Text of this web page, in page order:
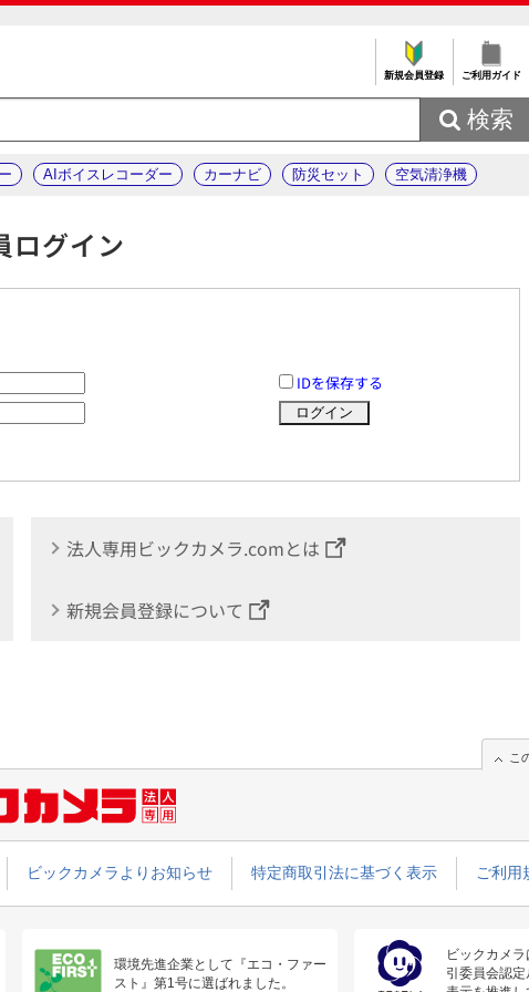
新規会員登録 ご利用ガイド
 検索
AIボイスレコーダー カーナビ 防災セット 空気清浄機
ログイン
IDを保存する
法人専用ビックカメラ.comとは
新規会員登録について
こ
ビックカメラよりお知らせ 特定商取引法に基づく表示 ご利用
環境先進企業として『エコ・ファー
スト』第1号に選ばれました。
ビックカメ
引委員会認